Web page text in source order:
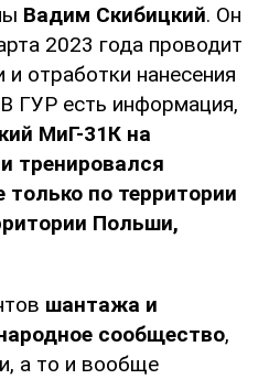
Вадим Скибицкий. Он
2023 года проводит
отработки нанесения
ГУР есть информация,
МиГ-31К на
тренировался
только по территории
Польши,
шантажа и
сообщество,
а то и вообще